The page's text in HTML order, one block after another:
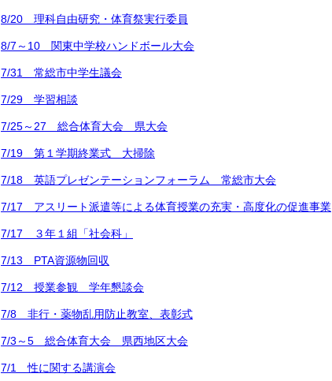
8/20 理科自由研究・体育祭実行委員
8/7～10 関東中学校ハンドボール大会
7/31 常総市中学生議会
7/29 学習相談
7/25～27 総合体育大会 県大会
7/19 第１学期終業式 大掃除
7/18 英語プレゼンテーションフォーラム 常総市大会
7/17 アスリート派遣等による体育授業の充実・高度化の促進事業
7/17 ３年１組「社会科」
7/13 PTA資源物回収
7/12 授業参観 学年懇談会
7/8 非行・薬物乱用防止教室、表彰式
7/3～5 総合体育大会 県西地区大会
7/1 性に関する講演会